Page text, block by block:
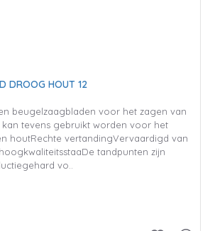
DROOG HOUT 12
beugelzaagbladen voor het zagen van
tevens gebruikt worden voor het
houtRechte vertandingVervaardigd van
tandpunten zijn
vo..